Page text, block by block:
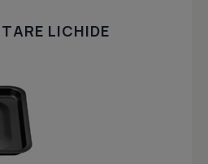
LICHIDE